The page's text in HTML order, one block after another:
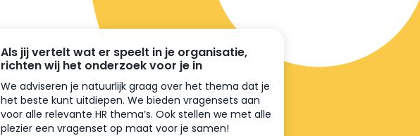
Als jij vertelt wat er speelt in je organisatie,
richten wij het onderzoek voor je in
We adviseren je natuurlijk graag over het thema dat je
het beste kunt uitdiepen. We bieden vragensets aan
voor alle relevante HR thema’s. Ook stellen we met alle
plezier een vragenset op maat voor je samen!